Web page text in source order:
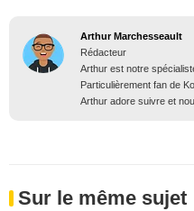
Arthur Marchesseault
Rédacteur
Arthur est notre
Particulièrement fan de
Arthur adore suivre et
Sur le même sujet